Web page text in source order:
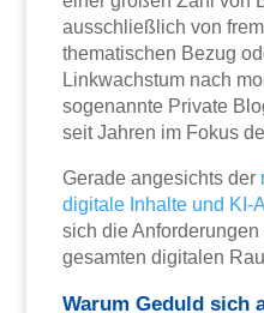
ausschließlich von
thematischen Bezug
Linkwachstum nach
sogenannte Private
seit Jahren im Fokus
Gerade angesichts der
digitale Inhalte und KI-
sich die
gesamten digitalen
Warum Geduld sich